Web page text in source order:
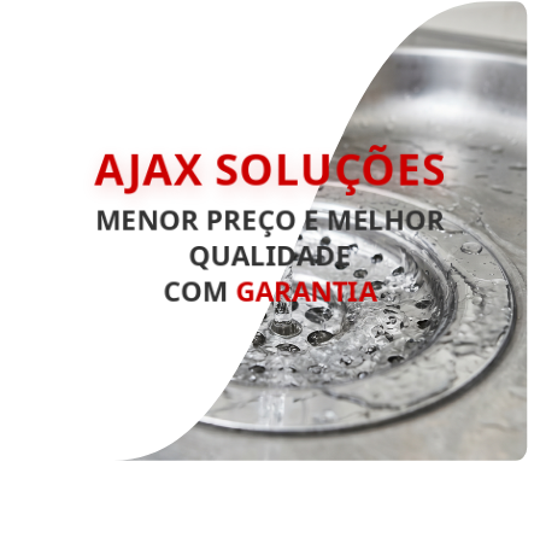
AJAX SOLUÇÕES
MENOR PREÇO E MELHOR
QUALIDADE
COM GARANTIA